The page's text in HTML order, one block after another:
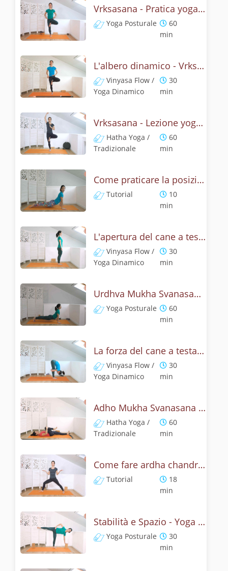
Vrksasana - Pratica yoga con l'anatomia dell'albero
Yoga Posturale
60
min
L'albero dinamico - Vrksasana vinyasa flow
Vinyasa Flow /
Yoga Dinamico
30
min
Vrksasana - Lezione yoga con la storia dell'albero
Hatha Yoga /
Tradizionale
60
min
Come praticare la posizione del cane a testa su, Urdhva Mukha Svanasana? Tutorial
Tutorial
10
min
L'apertura del cane a testa in su - Yoga dinamico
Vinyasa Flow /
Yoga Dinamico
30
min
Urdhva Mukha Svanasana - Pratica yoga con l'anatomia del cane a testa on su
Yoga Posturale
60
min
La forza del cane a testa in su - Yoga Dinamico
Vinyasa Flow /
Yoga Dinamico
30
min
Adho Mukha Svanasana - Lezione yoga con la storia del cane
Hatha Yoga /
Tradizionale
60
min
Come fare ardha chandrasana, la posizione della mezza luna? Tutorial
Tutorial
18
min
Stabilità e Spazio - Yoga con la mezza luna
Yoga Posturale
30
min